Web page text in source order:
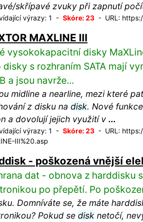
skřípavé zvuky při zapnutí
výrazy: 1 - Skóre: 23- URL:
MAXLINE III
vysokokapacitní disky
disky s rozhraním SATA mají
a jsou navrže...
midline a nearline, mezi které
z disku na disk. Nové
a dovolují jejich využití v ...
výrazy: 1 - Skóre: 23- URL:
III%20.asp
- poškozená vnější
dat - obnova z harddisku
po přepětí. Po
Domníváte se, že máte
Pokud se disknetočí,